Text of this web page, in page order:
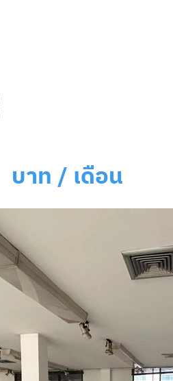
บาท / เดือน